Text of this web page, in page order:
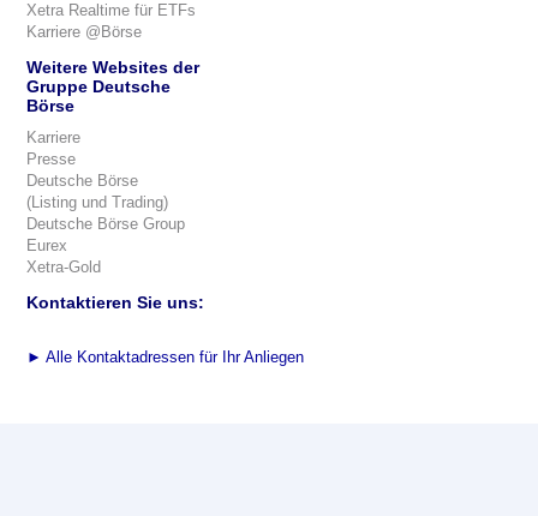
Xetra Realtime für ETFs
Karriere @Börse
Weitere Websites der
Gruppe Deutsche
Börse
Karriere
Presse
Deutsche Börse
(Listing und Trading)
Deutsche Börse Group
Eurex
Xetra-Gold
Kontaktieren Sie uns:
► Alle Kontaktadressen für Ihr Anliegen